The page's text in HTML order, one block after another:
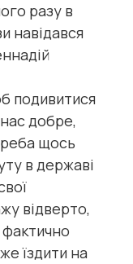
разу в
навідався
подивитися
добре,
щось
в державі
відверто,
їздити на